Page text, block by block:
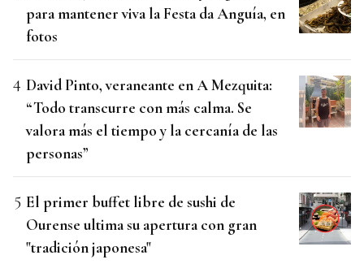
para mantener viva la Festa da Anguía, en
fotos
David Pinto, veraneante en A Mezquita:
“Todo transcurre con más calma. Se
valora más el tiempo y la cercanía de las
personas”
El primer buffet libre de sushi de
Ourense ultima su apertura con gran
"tradición japonesa"